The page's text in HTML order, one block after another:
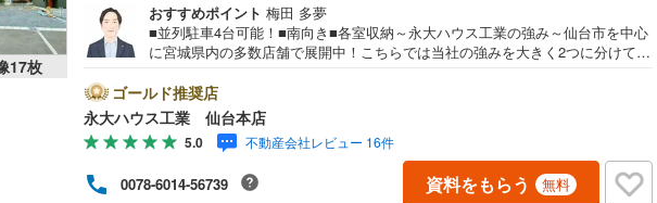
17枚
おすすめポイント 梅田 多夢
■並列駐車4台可能！■南向き■各室収納～永大ハウス工業の強み～仙台市を中心
に宮城県内の多数店舗で展開中！こちらでは当社の強みを大きく2つに分けてご
産を取り扱っております。更に教育施設や商業施設、子育て環境や行政などの
地域情報を総合し、お客様により良い物件選びをして頂けるよう、しっかりと
サポートさせて頂きます。2.＜経験豊富なスタッフ＞当社では【購入】【売
却】【引っ越し】【リフォーム】など住宅に関する様々なご質問はもちろん、
ご購入時に気になる住宅ローン各種税金についても、誠心誠意ご説明させて頂
きます。各店舗ではキッズスペースも完備！お子様連れのご家族様で是非お越
ゴールド推奨店
永大ハウス工業 仙台本店
5.0 不動産会社レビュー 16件
0078-6014-56739 資料をもらう 無料